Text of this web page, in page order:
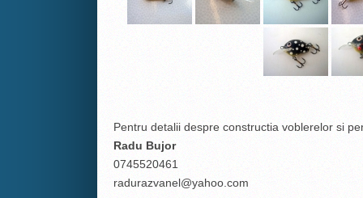
Pentru detalii despre constructia voblerelor si
Radu Bujor
0745520461
radurazvanel@yahoo.com